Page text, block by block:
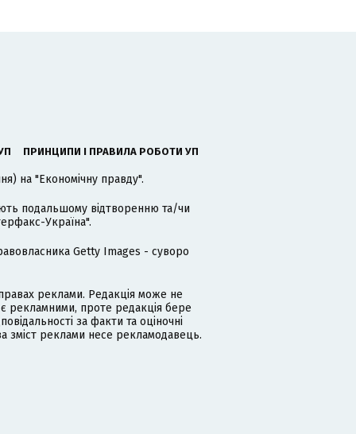
ПРИНЦИПИ І ПРАВИЛА РОБОТИ УП
на "Економічну правду".
подальшому відтворенню та/чи
Україна".
Getty Images - суворо
реклами. Редакція може не
рекламними, проте редакція бере
за факти та оціночні
зміст реклами несе рекламодавець.